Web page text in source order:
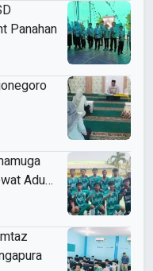
Panahan
Adu